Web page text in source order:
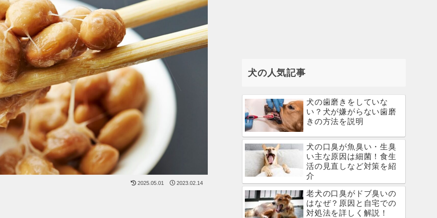
2025.05.01 2023.02.14
犬の人気記事
犬の歯磨きをしていな
い？犬が嫌がらない歯磨
きの方法を説明
犬の口臭が魚臭い・生臭
い主な原因は細菌！食生
活の見直しなど対策を紹
介
老犬の口臭がドブ臭いの
はなぜ？原因と自宅での
対処法を詳しく解説！